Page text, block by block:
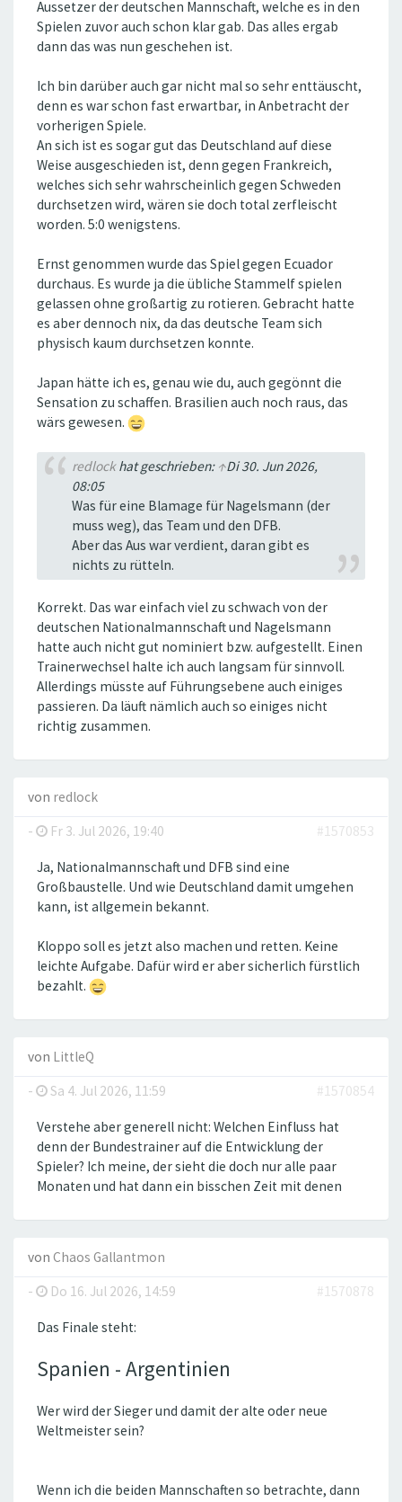
Aussetzer der deutschen Mannschaft, welche es in den
Spielen zuvor auch schon klar gab. Das alles ergab
dann das was nun geschehen ist.
Ich bin darüber auch gar nicht mal so sehr enttäuscht,
denn es war schon fast erwartbar, in Anbetracht der
vorherigen Spiele.
An sich ist es sogar gut das Deutschland auf diese
Weise ausgeschieden ist, denn gegen Frankreich,
welches sich sehr wahrscheinlich gegen Schweden
durchsetzen wird, wären sie doch total zerfleischt
worden. 5:0 wenigstens.
Ernst genommen wurde das Spiel gegen Ecuador
durchaus. Es wurde ja die übliche Stammelf spielen
gelassen ohne großartig zu rotieren. Gebracht hatte
es aber dennoch nix, da das deutsche Team sich
physisch kaum durchsetzen konnte.
Japan hätte ich es, genau wie du, auch gegönnt die
Sensation zu schaffen. Brasilien auch noch raus, das
wärs gewesen.
redlockhat geschrieben: ↑Di 30. Jun 2026,
08:05
Was für eine Blamage für Nagelsmann (der
muss weg), das Team und den DFB.
Aber das Aus war verdient, daran gibt es
nichts zu rütteln.
Korrekt. Das war einfach viel zu schwach von der
deutschen Nationalmannschaft und Nagelsmann
hatte auch nicht gut nominiert bzw. aufgestellt. Einen
Trainerwechsel halte ich auch langsam für sinnvoll.
Allerdings müsste auf Führungsebene auch einiges
passieren. Da läuft nämlich auch so einiges nicht
richtig zusammen.
von redlock
-
Fr 3. Jul 2026, 19:40 #1570853
Ja, Nationalmannschaft und DFB sind eine
Großbaustelle. Und wie Deutschland damit umgehen
kann, ist allgemein bekannt.
Kloppo soll es jetzt also machen und retten. Keine
leichte Aufgabe. Dafür wird er aber sicherlich fürstlich
bezahlt.
von LittleQ
-
Sa 4. Jul 2026, 11:59 #1570854
Verstehe aber generell nicht: Welchen Einfluss hat
denn der Bundestrainer auf die Entwicklung der
Spieler? Ich meine, der sieht die doch nur alle paar
Monaten und hat dann ein bisschen Zeit mit denen
von Chaos Gallantmon
-
Do 16. Jul 2026, 14:59 #1570878
Das Finale steht:
Spanien - Argentinien
Wer wird der Sieger und damit der alte oder neue
Weltmeister sein?
Wenn ich die beiden Mannschaften so betrachte, dann